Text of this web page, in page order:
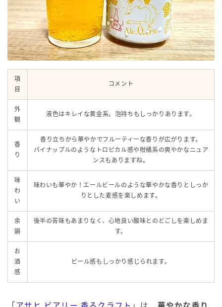
項
目
コメント
外
観
液色はキレイな黄金系。泡持ちもしっかりあります。
香
り
香り立ちから華やかでフルーティーな香りが広がります。
パイナップルのようなトロピカル感や柑橘系の爽やかなニュア
ンスもありますね。
味
わ
い
味わいも華やか！エールビールのような華やかな香りとしっか
りとした麦感を楽しめます。
余
韻
後半の苦味もあまりなく、心地良い酸味とのどごしを楽しめま
す。
お
酒
感
ビール感もしっかり感じられます。